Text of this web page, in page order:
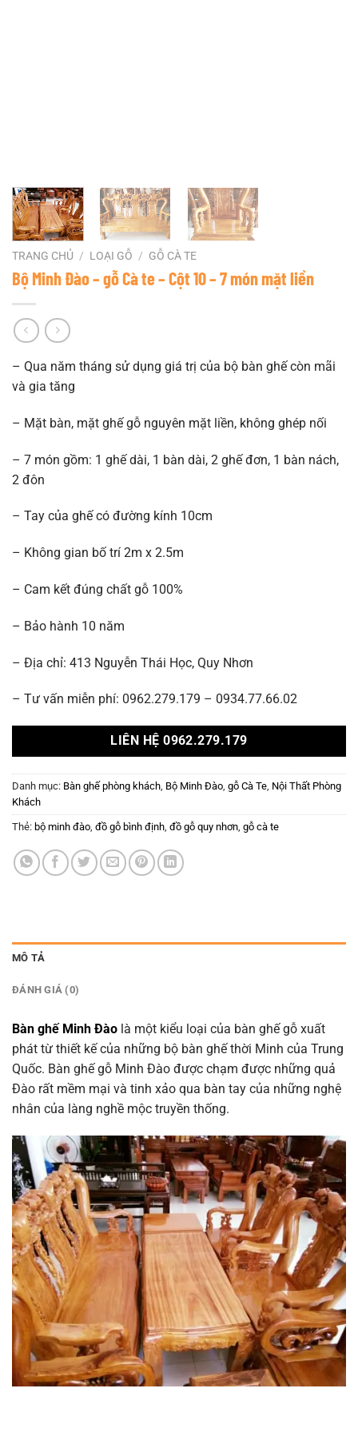
TRANG CHỦ / LOẠI GỖ / GỖ CÀ TE
Bộ Minh Đào – gỗ Cà te – Cột 10 – 7 món mặt liền
– Qua năm tháng sử dụng giá trị của bộ bàn ghế còn mãi
và gia tăng
– Mặt bàn, mặt ghế gỗ nguyên mặt liền, không ghép nối
– 7 món gồm: 1 ghế dài, 1 bàn dài, 2 ghế đơn, 1 bàn nách,
2 đôn
– Tay của ghế có đường kính 10cm
– Không gian bố trí 2m x 2.5m
– Cam kết đúng chất gỗ 100%
– Bảo hành 10 năm
– Địa chỉ: 413 Nguyễn Thái Học, Quy Nhơn
– Tư vấn miễn phí: 0962.279.179 – 0934.77.66.02
LIÊN HỆ 0962.279.179
Danh mục: Bàn ghế phòng khách, Bộ Minh Đào, gỗ Cà Te, Nội Thất Phòng
Khách
Thẻ: bộ minh đào, đồ gỗ bình định, đồ gỗ quy nhơn, gỗ cà te
MÔ TẢ
ĐÁNH GIÁ (0)
Bàn ghế Minh Đào là một kiểu loại của bàn ghế gỗ xuất
phát từ thiết kế của những bộ bàn ghế thời Minh của Trung
Quốc. Bàn ghế gỗ Minh Đào được chạm được những quả
Đào rất mềm mại và tinh xảo qua bàn tay của những nghệ
nhân của làng nghề mộc truyền thống.